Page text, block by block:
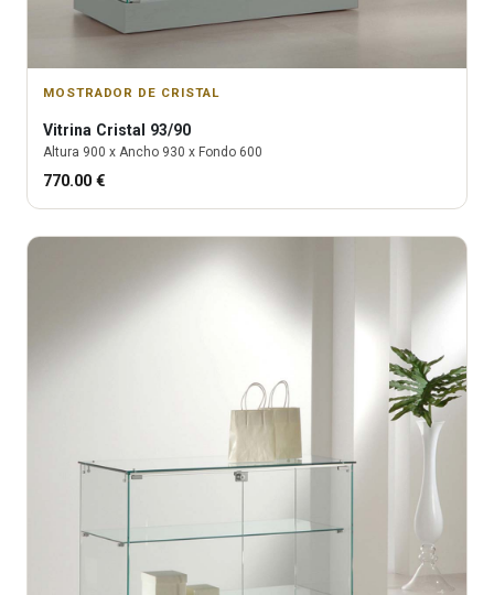
MOSTRADOR DE CRISTAL
Vitrina Cristal 93/90
Altura 900 x Ancho 930 x Fondo 600
770.00 €